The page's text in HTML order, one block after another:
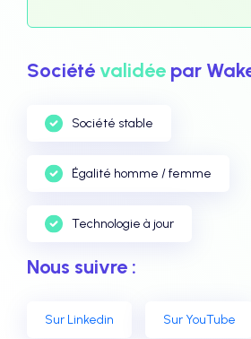
Sociétévalidée par
Société stable
Égalité homme / femme
Technologie à jour
Nous suivre :
Sur Linkedin Sur YouTube